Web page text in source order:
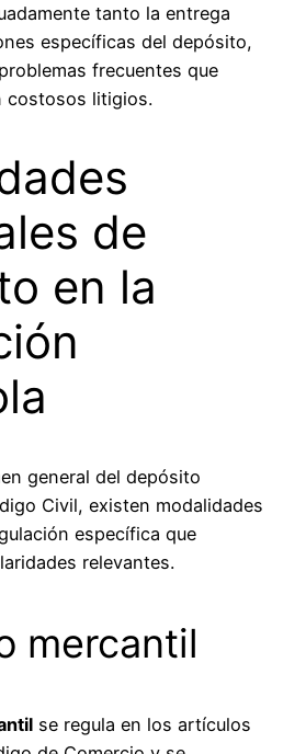
tanto la entrega
específicas del depósito,
frecuentes que
costosos litigios.
de
en la
general del depósito
Civil, existen modalidades
específica que
relevantes.
mercantil
se regula en los artículos